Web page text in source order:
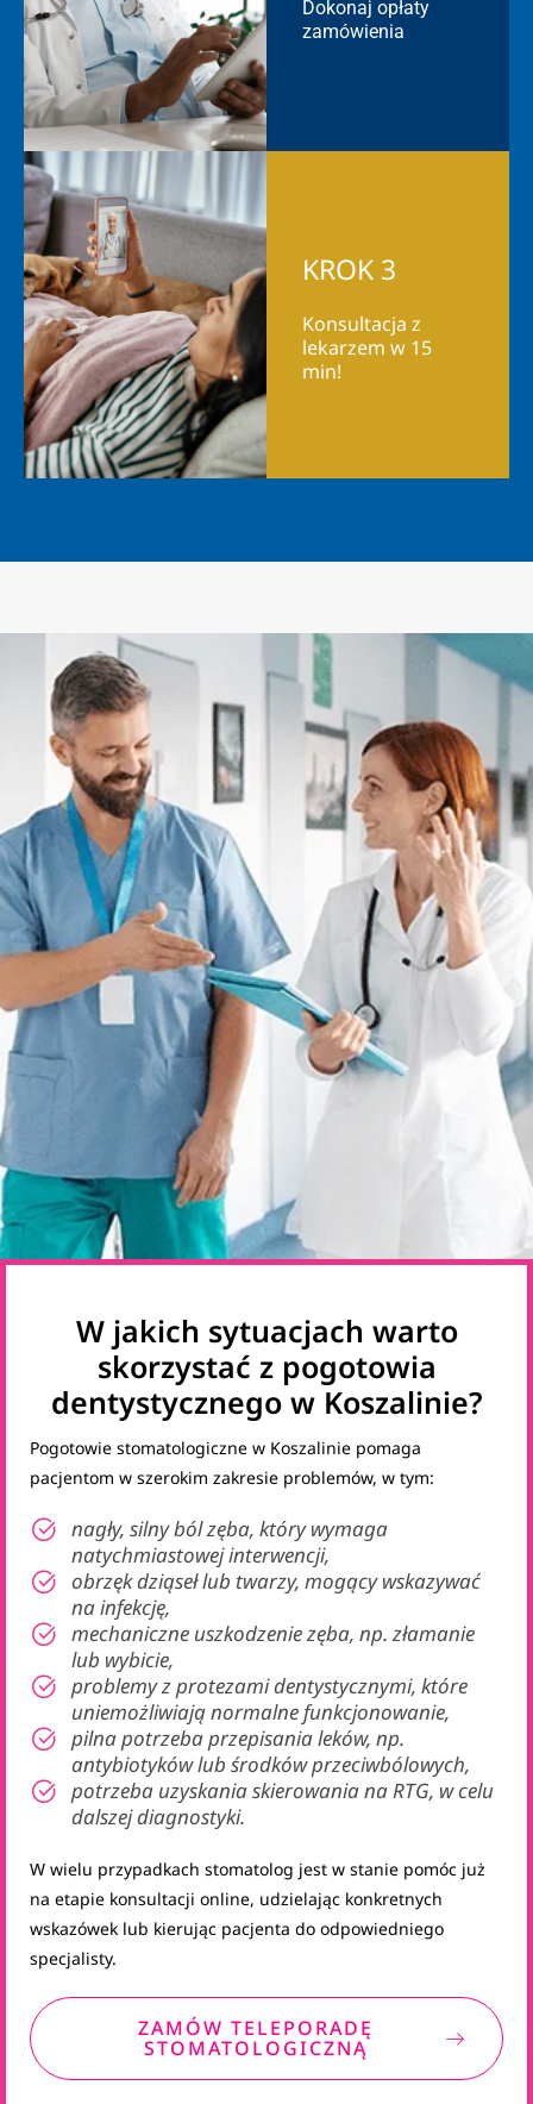
Dokonaj opłaty
zamówienia
KROK 3
Konsultacja z
lekarzem w 15
min!
W jakich sytuacjach warto
skorzystać z pogotowia
dentystycznego w Koszalinie?
Pogotowie stomatologiczne w Koszalinie pomaga
pacjentom w szerokim zakresie problemów, w tym:
nagły, silny ból zęba, który wymaga
natychmiastowej interwencji,
obrzęk dziąseł lub twarzy, mogący wskazywać
na infekcję,
mechaniczne uszkodzenie zęba, np. złamanie
lub wybicie,
problemy z protezami dentystycznymi, które
uniemożliwiają normalne funkcjonowanie,
pilna potrzeba przepisania leków, np.
antybiotyków lub środków przeciwbólowych,
potrzeba uzyskania skierowania na RTG, w celu
dalszej diagnostyki.
W wielu przypadkach stomatolog jest w stanie pomóc już
na etapie konsultacji online, udzielając konkretnych
wskazówek lub kierując pacjenta do odpowiedniego
specjalisty.
ZAMÓW TELEPORADĘ
STOMATOLOGICZNĄ